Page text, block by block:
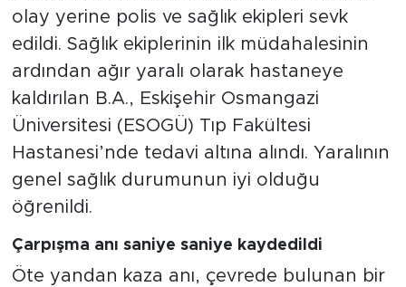
olay yerine polis ve sağlık ekipleri sevk
edildi. Sağlık ekiplerinin ilk müdahalesinin
ardından ağır yaralı olarak hastaneye
kaldırılan B.A., Eskişehir Osmangazi
Üniversitesi (ESOGÜ) Tıp Fakültesi
Hastanesi’nde tedavi altına alındı. Yaralının
genel sağlık durumunun iyi olduğu
öğrenildi.
Çarpışma anı saniye saniye kaydedildi
Öte yandan kaza anı, çevrede bulunan bir